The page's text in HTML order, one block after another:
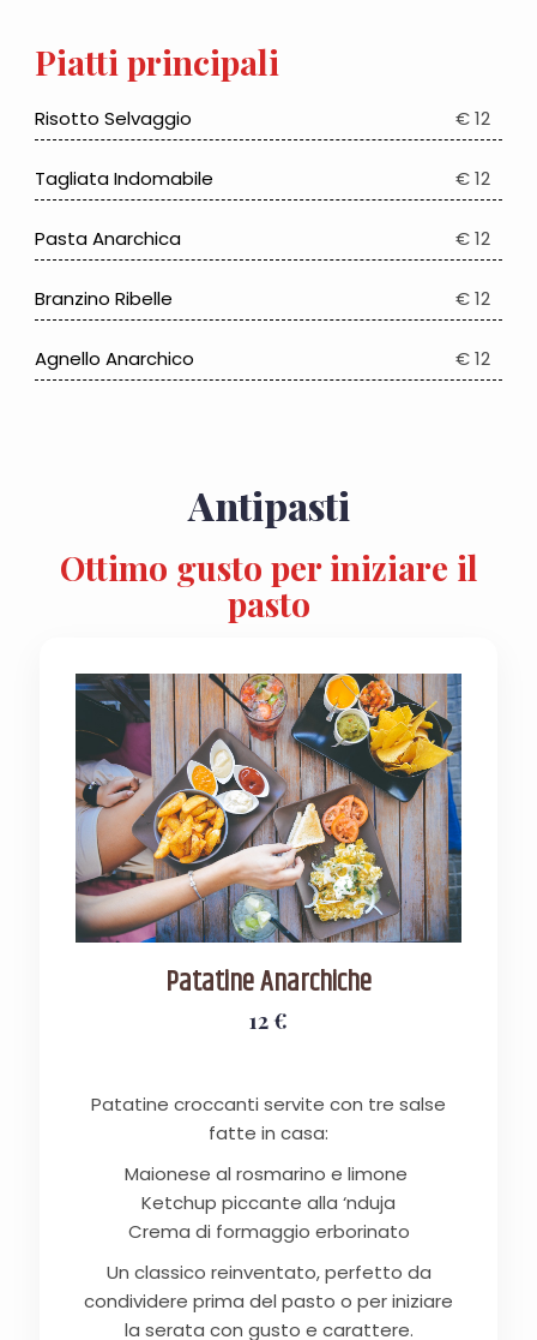
Piatti principali
Risotto Selvaggio € 12
Tagliata Indomabile € 12
Pasta Anarchica € 12
Branzino Ribelle € 12
Agnello Anarchico € 12
Antipasti
Ottimo gusto per iniziare il
pasto
Patatine Anarchiche
12 €
Patatine croccanti servite con tre salse
fatte in casa:
Maionese al rosmarino e limone
Ketchup piccante alla ‘nduja
Crema di formaggio erborinato
Un classico reinventato, perfetto da
condividere prima del pasto o per iniziare
la serata con gusto e carattere.